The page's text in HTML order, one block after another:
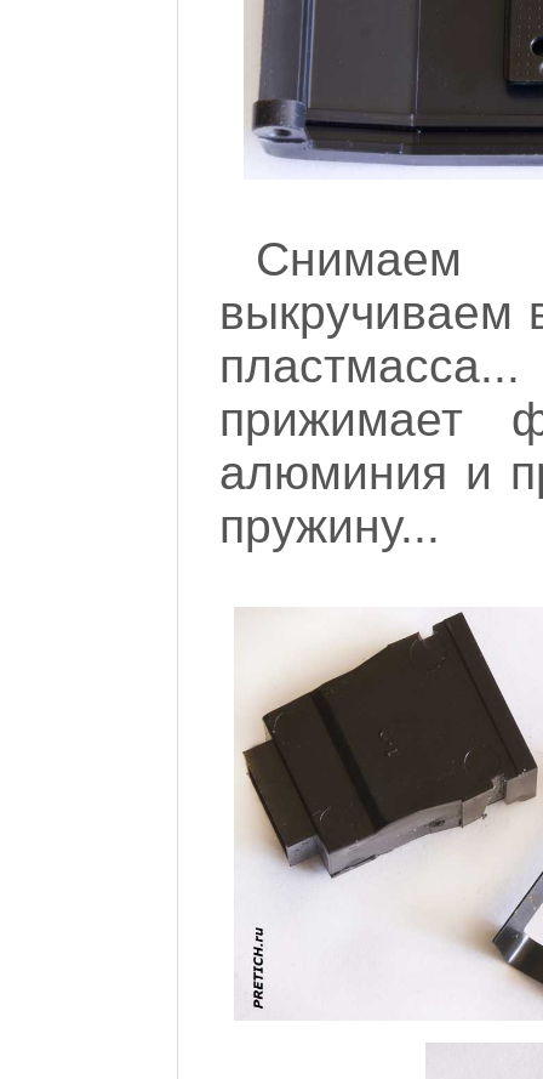
выкручиваем
прижимает
алюминия и
пружину...